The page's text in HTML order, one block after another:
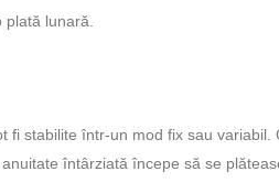
lunară.
fi stabilite într-un mod fix sau
întârziată începe să se